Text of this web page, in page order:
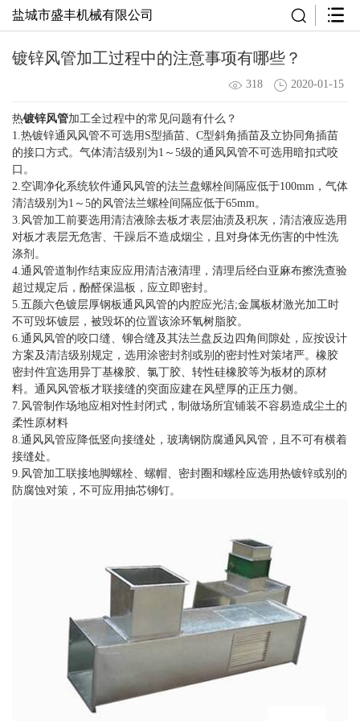
盐城市盛丰机械有限公司
镀锌风管加工过程中的注意事项有哪些？
318 2020-01-15
热镀锌风管加工全过程中的常见问题有什么？
1.热镀锌通风风管不可选用S型插苗、C型斜角插苗及立协同角插苗
的接口方式。气体清洁级别为1～5级的通风风管不可选用暗扣式咬
口。
2.空调净化系统软件通风风管的法兰盘螺栓间隔应低于100mm，气体
清洁级别为1～5的风管法兰螺栓间隔应低于65mm。
3.风管加工前要选用清洁液除去板才表层油渍及积灰，清洁液应选用
对板才表层无危害、干躁后不造成烟尘，且对身体无伤害的中性洗
涤剂。
4.通风管道制作结束应应用清洁液清理，清理后经白亚麻布擦洗查验
超过规定后，酚醛保温板，应立即密封。
5.五颜六色镀层厚钢板通风风管的内腔应光洁;金属板材激光加工时
不可毁坏镀层，被毁坏的位置该涂环氧树脂胶。
6.通风风管的咬口缝、铆合缝及其法兰盘反边四角间隙处，应按设计
方案及清洁级别规定，选用涂密封剂或别的密封性对策堵严。橡胶
密封件宜选用异丁基橡胶、氯丁胶、转性硅橡胶等为板材的原材
料。通风风管板才联接缝的突面应建在风壁厚的正压力侧。
7.风管制作场地应相对性封闭式，制做场所宜铺装不容易造成尘土的
柔性原材料
8.通风风管应降低竖向接缝处，玻璃钢防腐通风风管，且不可有横着
接缝处。
9.风管加工联接地脚螺栓、螺帽、密封圈和螺栓应选用热镀锌或别的
防腐蚀对策，不可应用抽芯铆钉。